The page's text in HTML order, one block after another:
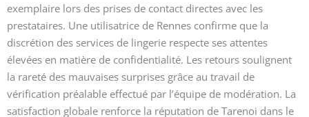
exemplaire lors des prises de contact directes avec les
prestataires. Une utilisatrice de Rennes confirme que la
discrétion des services de lingerie respecte ses attentes
élevées en matière de confidentialité. Les retours soulignent
la rareté des mauvaises surprises grâce au travail de
vérification préalable effectué par l’équipe de modération. La
satisfaction globale renforce la réputation de Tarenoi dans le